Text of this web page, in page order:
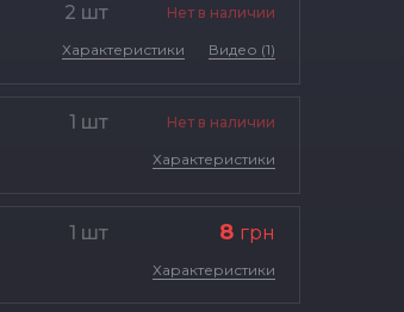
2 шт Нет в наличии
Характеристики Видео (1)
1 шт Нет в наличии
Характеристики
1 шт 8 грн
Характеристики